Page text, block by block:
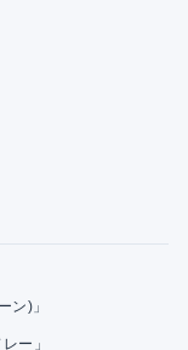
ン)」
ー」